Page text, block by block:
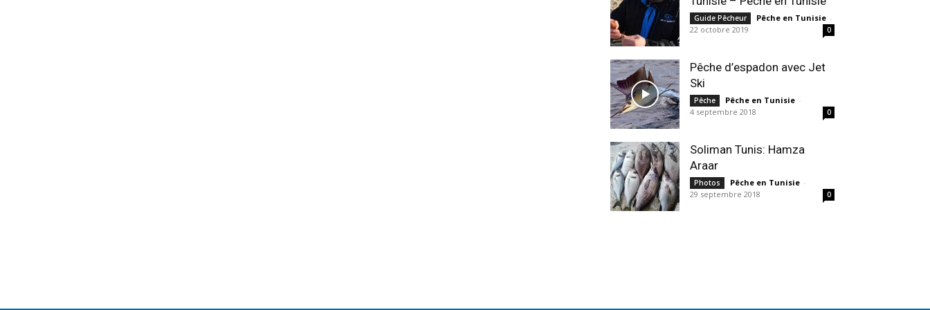
Guide Pêcheur Pêche en Tunisie -
22 octobre 2019
0
Pêche d’espadon avec Jet
Ski
Pêche Pêche en Tunisie -
4 septembre 2018
0
Soliman Tunis: ‎Hamza
Araar
Photos Pêche en Tunisie -
29 septembre 2018
0